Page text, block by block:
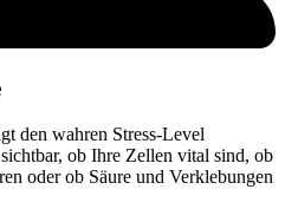
den wahren Stress-Level
ob Ihre Zellen vital sind, ob
oder ob Säure und Verklebungen